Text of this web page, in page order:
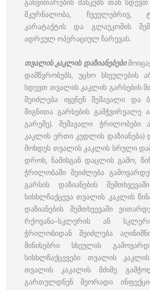
მკურნალობა, ჩვეულებრივ,
კარატაქტის და გლაუკომის
ადრეულ ოპერაციულ ჩარევას.
თვალის კაკლის დაზიანებები
დამწვრობებს, უცხო სხეულების
სდევთ თვალის კაკლის გარსების
შეიძლება იყვნენ შემავალი და
შიგნითა გარსების გამჭვირვალე
გარეშე). შემავალი ჭრილობები
კაკლის ერთი კედლის დაზიანება)
მოხდეს თვალის კაკლის სრული
დროს, ნამისგან დაცლის გამო,
ჭრილობაში შეიძლება
გარსის დაზიანების
სისხლჩაქცევა თვალის კაკლის
დაზიანების შემთხვევაში
რქოვანა–სკლერის ან
ჭრილობიდან შეიძლება
მინისებრი სხეულის
სისხლჩაქცევები თვალის
თვალის კაკალის მძიმე
გართულდნენ მეორადი